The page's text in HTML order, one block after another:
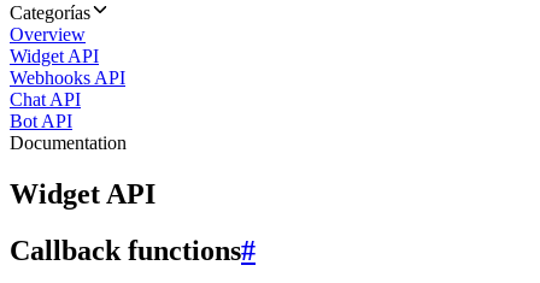
Categorías
Overview
Widget API
Webhooks API
Chat API
Bot API
Documentation
Widget API
Callback functions#